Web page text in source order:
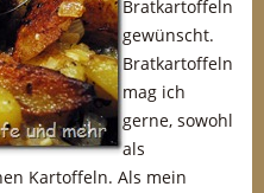
Bratkartoffeln
gewünscht.
Bratkartoffeln
mag ich
gerne, sowohl
als
Kartoffeln. Als mein